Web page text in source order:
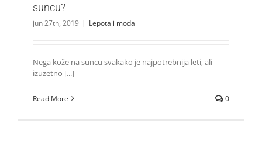
suncu?
jun 27th, 2019 | Lepota i moda
Nega kože na suncu svakako je najpotrebnija leti, ali
izuzetno [...]
Read More 0